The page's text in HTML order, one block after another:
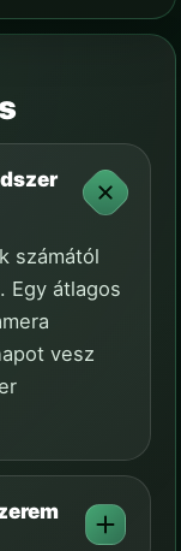
számától
Egy átlagos
vesz